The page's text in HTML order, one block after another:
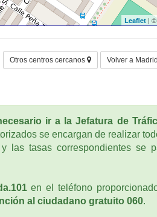
Leaflet |
Otros centros cercanos Volver a Madrid
ir a la Jefatura de
se encargan de realizar
las tasas correspondientes se
en el teléfono
al ciudadano gratuito 060.